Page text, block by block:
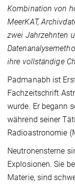
Kombination von
MeerKAT,
zwei Jahrzehnten
ihre vollständige
Padmanabh ist
Fachzeitschrift
wurde. Er begann
während seiner
Radioastronomie
Neutronensterne
Explosionen. Sie
Materie, sind